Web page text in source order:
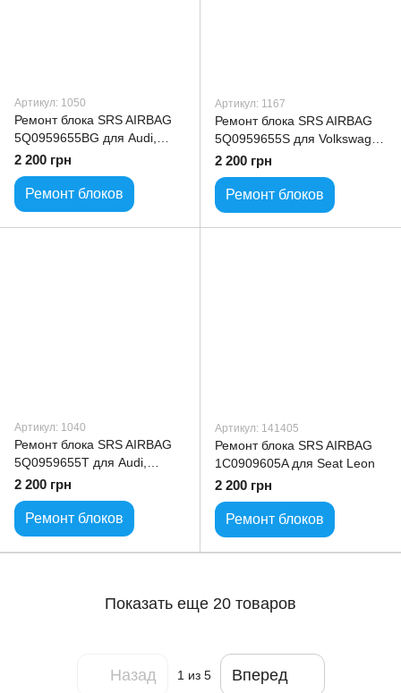
Артикул: 1050
Ремонт блока SRS AIRBAG
5Q0959655BG для Audi,
Volkswagen, Skoda, Seat
2 200 грн
Ремонт блоков
Артикул: 1167
Ремонт блока SRS AIRBAG
5Q0959655S для Volkswagen
Audi Seat
2 200 грн
Ремонт блоков
Артикул: 1040
Ремонт блока SRS AIRBAG
5Q0959655T для Audi,
Volkswagen, Skoda, Seat
2 200 грн
Ремонт блоков
Артикул: 141405
Ремонт блока SRS AIRBAG
1C0909605A для Seat Leon
2 200 грн
Ремонт блоков
Показать еще 20 товаров
Назад 1 из 5 Вперед